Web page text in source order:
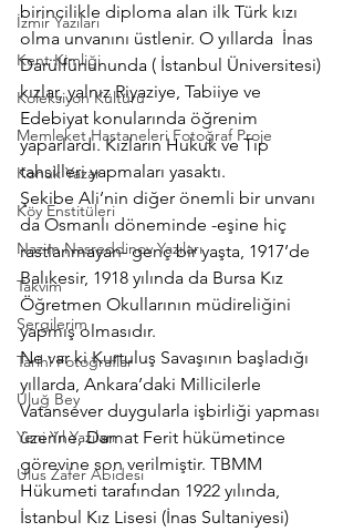
İzmir Yazıları
Kent Kimliği
Koleksiyon Kültürü
Memleket Hastaneleri Fotoğraf Proje
Konuk Yazar
Köy Enstitüleri
Nazim Nasreddinov Yazıları
Takvim
Sergilerim
Tarihi Fotoğraflar
Uluğ Bey
Yeni Yıl Yazıları
Ulus Zafer Abidesi
birincilikle diploma alan ilk Türk kızı
olma unvanını üstlenir. O yıllarda  İnas
Darülfünununda ( İstanbul Üniversitesi)
kızlar, yalnız Riyaziye, Tabiiye ve
Edebiyat konularında öğrenim
yaparlardı. Kızların Hukuk ve Tıp
tahsilleri yapmaları yasaktı.
Şekibe Ali’nin diğer önemli bir unvanı
da Osmanlı döneminde -eşine hiç
rastlanmayan- genç bir yaşta, 1917’de
Balıkesir, 1918 yılında da Bursa Kız
Öğretmen Okullarının müdireliğini
yapmış olmasıdır.
Ne var ki Kurtuluş Savaşının başladığı
yıllarda, Ankara’daki Millicilerle
Vatansever duygularla işbirliği yapması
üzerine, Damat Ferit hükümetince
görevine son verilmiştir. TBMM
Hükumeti tarafından 1922 yılında,
İstanbul Kız Lisesi (İnas Sultaniyesi)